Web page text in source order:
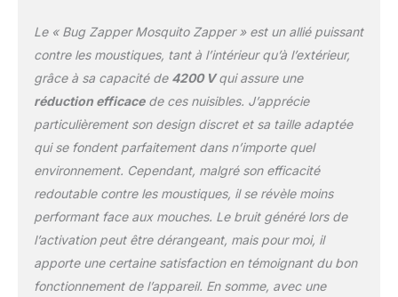
le piège à insectes est
d'insectes UVA de 15 W
et d'une grille en acier
galvanisé pour les
insectes, qui attire, défait
et piège efficacement les
moustiques. Il y a un
anneau de suspension
sur le dessus de la
chaussure à insectes,
qui est facile à accrocher
sur les arbres, les
porches et autres
endroits. Sûr et efficace :
Le « Bug Zapper Mosquito Zapper » est un allié puissant
contre les moustiques, tant à l’intérieur qu’à l’extérieur,
grâce à sa capacité de 4200 Vqui assure une
réduction efficacede ces nuisibles. J’apprécie
particulièrement son design discret et sa taille adaptée
qui se fondent parfaitement dans n’importe quel
environnement. Cependant, malgré son efficacité
redoutable contre les moustiques, il se révèle moins
performant face aux mouches. Le bruit généré lors de
l’activation peut être dérangeant, mais pour moi, il
apporte une certaine satisfaction en témoignant du bon
fonctionnement de l’appareil. En somme, avec une